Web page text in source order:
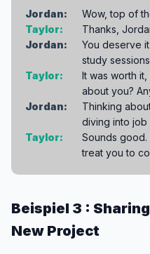
Jordan:
Wow, top of
Taylor:
Thanks,
Jordan:
You deserve
study
Taylor:
It was worth
about you?
Jordan:
Thinking
diving into job
Taylor:
Sounds good.
treat you to
Beispiel 3 :
New Project